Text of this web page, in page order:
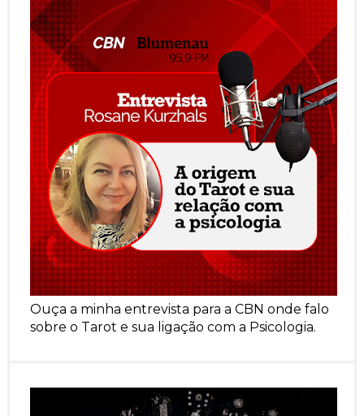
Ouça a minha entrevista para a CBN onde falo
sobre o Tarot e sua ligação com a Psicologia.